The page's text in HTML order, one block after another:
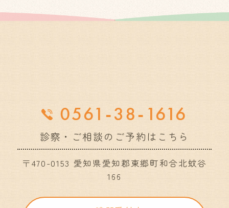
0561-38-1616
診察・ご相談のご予約はこちら
〒470-0153 愛知県愛知郡東郷町和合北蚊谷
166